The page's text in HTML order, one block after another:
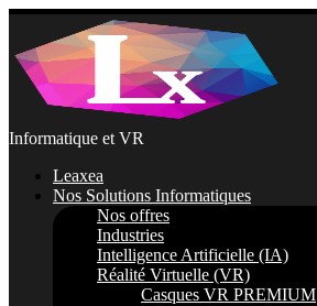
Passer
contenu
Informatique et VR
Leaxea
Nos Solutions Informatiques
Nos offres
Industries
Intelligence Artificielle (IA)
Réalité Virtuelle (VR)
Casques VR PREMIUM